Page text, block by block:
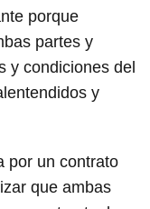
porque
partes y
y condiciones del
y
por un contrato
que ambas